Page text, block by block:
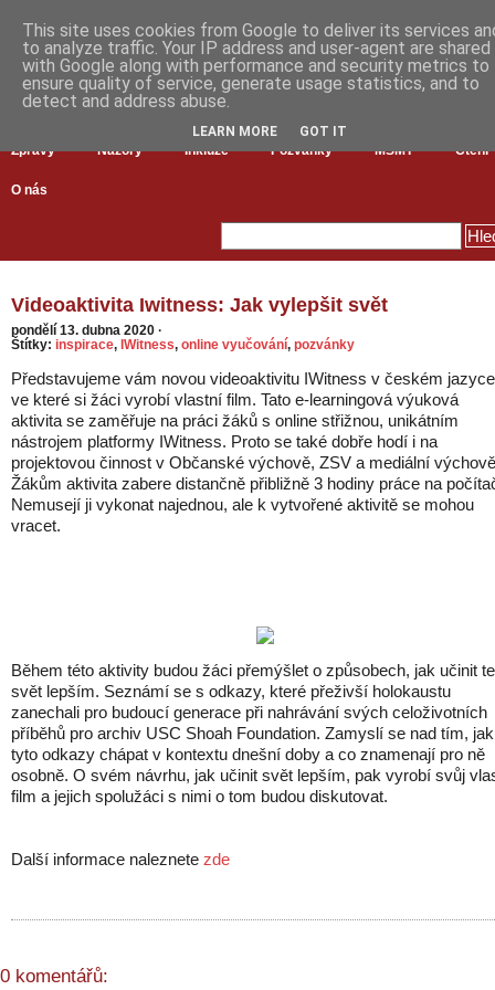
Zprávy Názory Inkluze Pozvánky MŠMT Čtení
O nás
Videoaktivita Iwitness: Jak vylepšit svět
pondělí 13. dubna 2020 ·
Štítky: inspirace, IWitness, online vyučování, pozvánky
Představujeme vám novou videoaktivitu IWitness v českém
ve které si žáci vyrobí vlastní film. Tato e-learningová výuková
aktivita se zaměřuje na práci žáků s online střižnou, unikátním
nástrojem platformy IWitness. Proto se také dobře hodí i na
projektovou činnost v Občanské výchově, ZSV a mediální
Žákům aktivita zabere distančně přibližně 3 hodiny práce na
Nemusejí ji vykonat najednou, ale k vytvořené aktivitě se mohou
vracet.
Během této aktivity budou žáci přemýšlet o způsobech, jak učinit
svět lepším. Seznámí se s odkazy, které přeživší holokaustu
zanechali pro budoucí generace při nahrávání svých celoživotních
příběhů pro archiv USC Shoah Foundation. Zamyslí se nad tím, jak
tyto odkazy chápat v kontextu dnešní doby a co znamenají pro ně
osobně. O svém návrhu, jak učinit svět lepším, pak vyrobí svůj
film a jejich spolužáci s nimi o tom budou diskutovat.
Další informace naleznete zde
0 komentářů:
This site uses cookies from Google to deliver its services
to analyze traffic. Your IP address and user-agent are shared
with Google along with performance and security metrics to
ensure quality of service, generate usage statistics, and to
detect and address abuse.
LEARN MORE GOT IT